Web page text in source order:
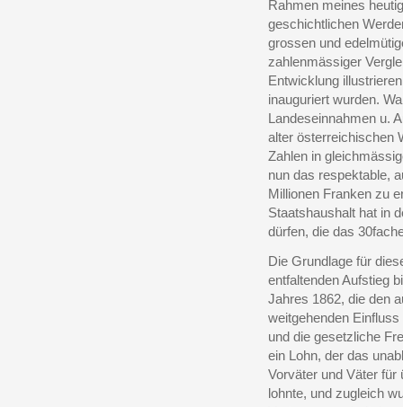
Rahmen meines
geschichtlichen
grossen und
zahlenmässiger
Entwicklung
inauguriert wurden.
Landeseinnahmen u.
alter österreichischen
Zahlen in
nun das respektable,
Millionen Franken zu
Staatshaushalt hat in
dürfen, die das
Die Grundlage für
entfaltenden Aufstieg
Jahres 1862, die den
weitgehenden
und die gesetzliche
ein Lohn, der das
Vorväter und Väter
lohnte, und zugleich